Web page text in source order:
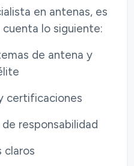
en antenas, es
lo siguiente:
de antena y
certificaciones
responsabilidad
claros